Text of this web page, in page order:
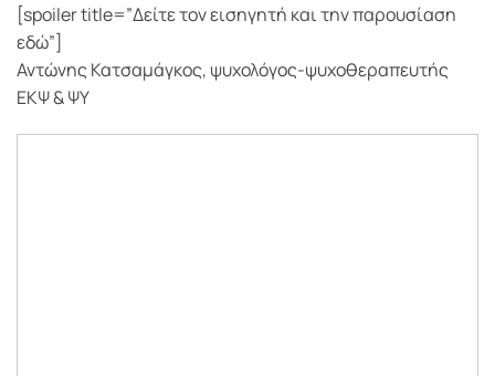
[spoiler title=”Δείτε τον εισηγητή και την παρουσίαση
εδώ”]
Αντώνης Κατσαμάγκος, ψυχολόγος-ψυχοθεραπευτής
ΕΚΨ & ΨΥ